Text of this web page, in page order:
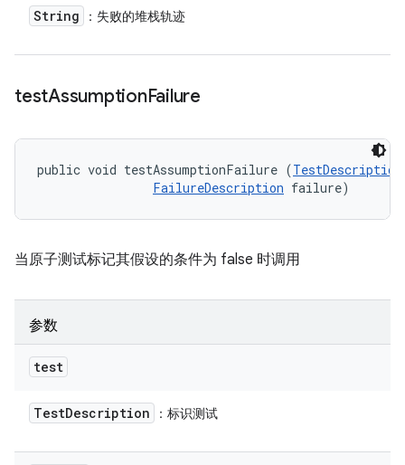
String ：失败的堆栈轨迹
testAssumptionFailure
public void testAssumptionFailure (TestDescription
FailureDescription failure)
当原子测试标记其假设的条件为 false 时调用
参数
test
TestDescription ：标识测试